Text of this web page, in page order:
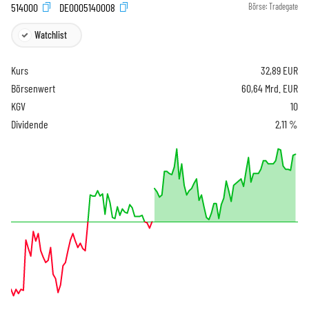
514000
DE0005140008 Börse: Tradegate
Watchlist
Kurs 32,89 EUR
Börsenwert
60,64 Mrd. EUR
KGV
10
Dividende
2,11 %